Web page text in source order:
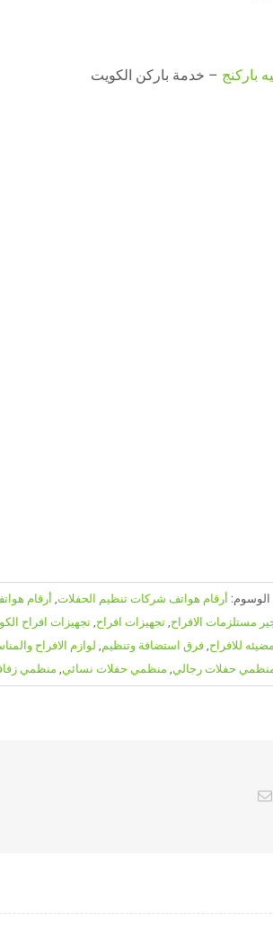
باركنج – خدمة باركن الكويت
الوسوم: أرقام هواتف شركات تنظيم الحفلات, أرقام
مستلزمات الافراح, تجهيزات افراح, تجهيزات افراح
للافراح, فرق استضافة وتنظيم, لوازم الافراح
حفلات رجالي, منظمي حفلات نسائي, منظمي
Email